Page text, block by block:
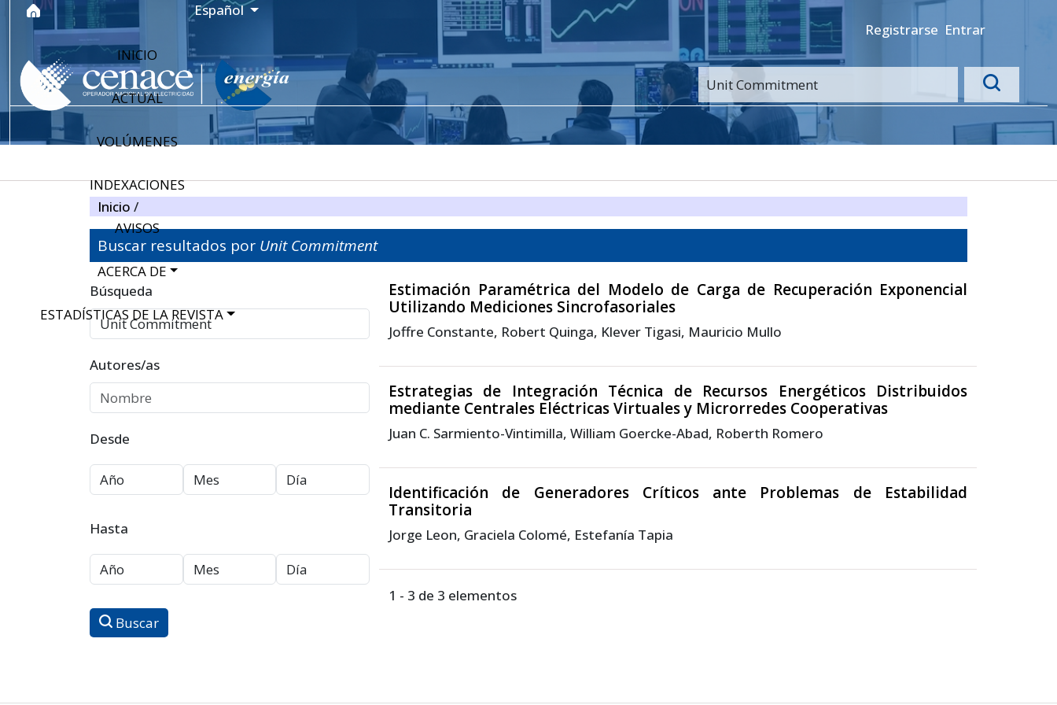
Ir al menú de navegación principal
Ir al contenido principal
Ir al pie de página del sitio Idioma
Español
Registrarse Entrar
INICIO
ACTUAL
VOLÚMENES
INDEXACIONES
AVISOS
ACERCA DE
ESTADÍSTICAS DE LA REVISTA
Inicio /
Buscar resultados por Unit Commitment
Filtros avanzados
Búsqueda
Autores/as
Desde
Hasta
Buscar
Estimación Paramétrica del Modelo de Carga de Recuperación Exponencial
Utilizando Mediciones Sincrofasoriales
Joffre Constante, Robert Quinga, Klever Tigasi, Mauricio Mullo
Estrategias de Integración Técnica de Recursos Energéticos Distribuidos
mediante Centrales Eléctricas Virtuales y Microrredes Cooperativas
Juan C. Sarmiento-Vintimilla, William Goercke-Abad, Roberth Romero
Identificación de Generadores Críticos ante Problemas de Estabilidad
Transitoria
Jorge Leon, Graciela Colomé, Estefanía Tapia
1 - 3 de 3 elementos